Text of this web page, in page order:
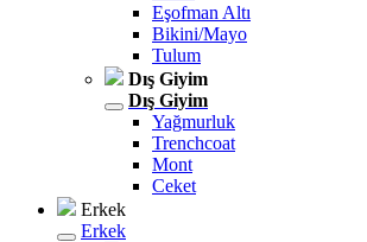
Eşofman Altı
Bikini/Mayo
Tulum
Dış Giyim
Dış Giyim
Yağmurluk
Trenchcoat
Mont
Ceket
Erkek
Erkek